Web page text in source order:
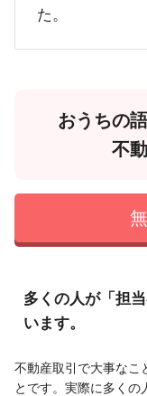
た。
おうちの
不
多くの人が「担
います。
不動産取引で大事なこ
とです。実際に多く